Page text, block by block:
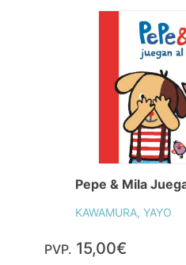
Pepe & Mila
KAWAMURA, YAYO
PVP. 15,00€